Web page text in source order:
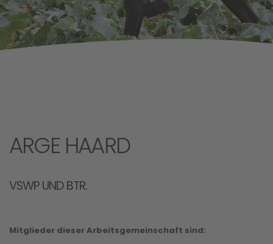
ARGE HAARD
VSWP UND BTR.
Mitglieder dieser Arbeitsgemeinschaft sind: